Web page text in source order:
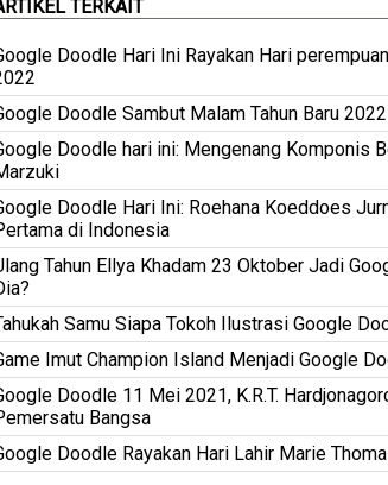
TERKAIT
Doodle Hari Ini Rayakan Hari
Doodle Sambut Malam Tahun Baru 2022
Doodle hari ini: Mengenang Komponis
Doodle Hari Ini: Roehana Koeddoes
di Indonesia
Tahun Ellya Khadam 23 Oktober Jadi
Samu Siapa Tokoh Ilustrasi Google
Imut Champion Island Menjadi Google
Doodle 11 Mei 2021, K.R.T.
Bangsa
Doodle Rayakan Hari Lahir Marie